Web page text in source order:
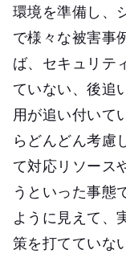
環境を準備し、
で様々な被害事
ば、セキュリテ
ていない、後追
用が追い付いて
らどんどん考慮
て対応リソース
うといった事態
ように見えて、
策を打てていな